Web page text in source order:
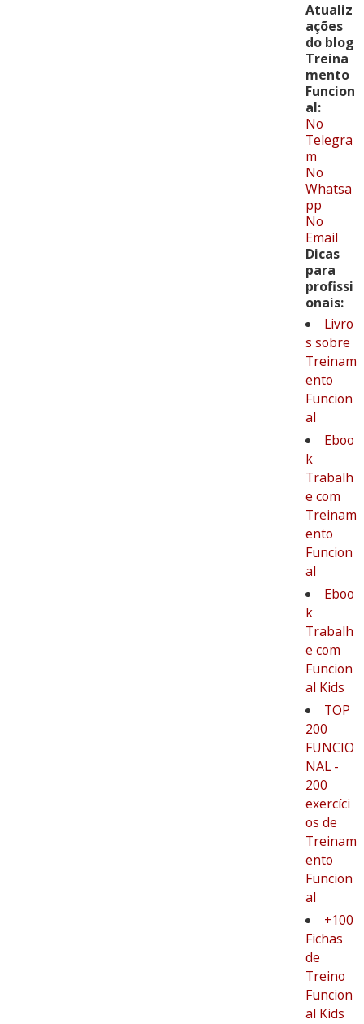
Atualiz
ações
do blog
Treina
mento
Funcion
al:
No
Telegra
m
No
Whatsa
pp
No
Email
Dicas
para
profissi
onais:
Livro
s sobre
Treinam
ento
Funcion
al
Eboo
k
Trabalh
e com
Treinam
ento
Funcion
al
Eboo
k
Trabalh
e com
Funcion
al Kids
TOP
200
FUNCIO
NAL -
200
exercíci
os de
Treinam
ento
Funcion
al
+100
Fichas
de
Treino
Funcion
al Kids